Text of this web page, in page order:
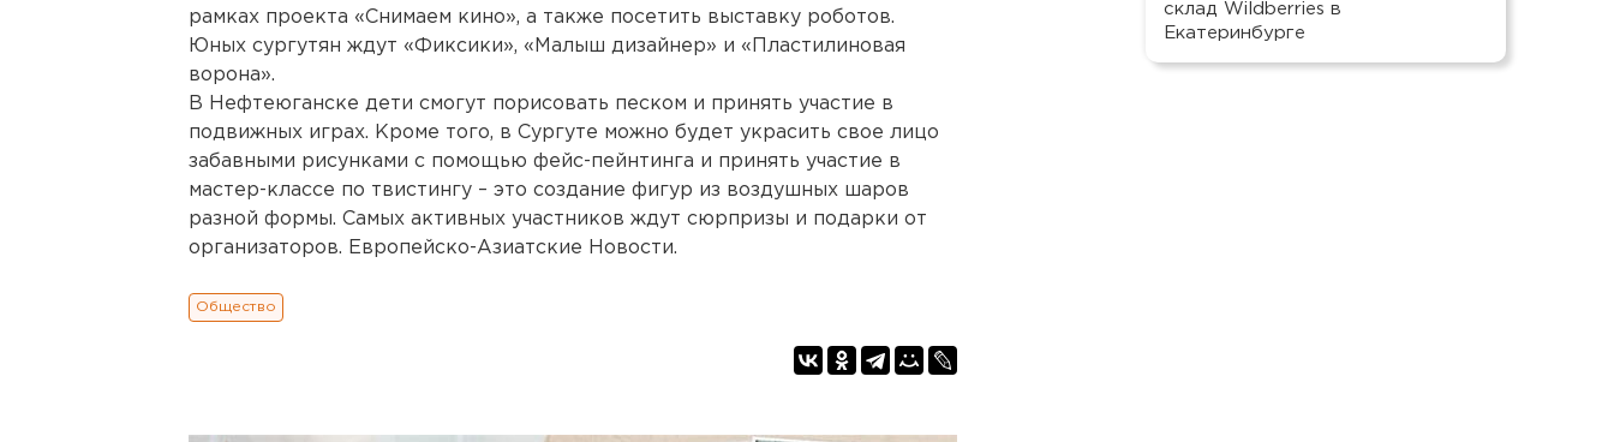
рамках проекта «Снимаем кино», а также посетить выставку роботов.
Юных сургутян ждут «Фиксики», «Малыш дизайнер» и «Пластилиновая
ворона».
В Нефтеюганске дети смогут порисовать песком и принять участие в
подвижных играх. Кроме того, в Сургуте можно будет украсить свое лицо
забавными рисунками с помощью фейс-пейнтинга и принять участие в
мастер-классе по твистингу – это создание фигур из воздушных шаров
разной формы. Самых активных участников ждут сюрпризы и подарки от
организаторов. Европейско-Азиатские Новости.
Общество
склад Wildberries в
Екатеринбурге